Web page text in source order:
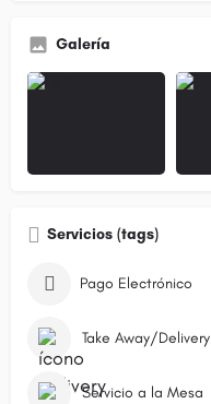
Galería
Servicios (tags)
Pago Electrónico
Take Away/Delivery
Servicio a la Mesa